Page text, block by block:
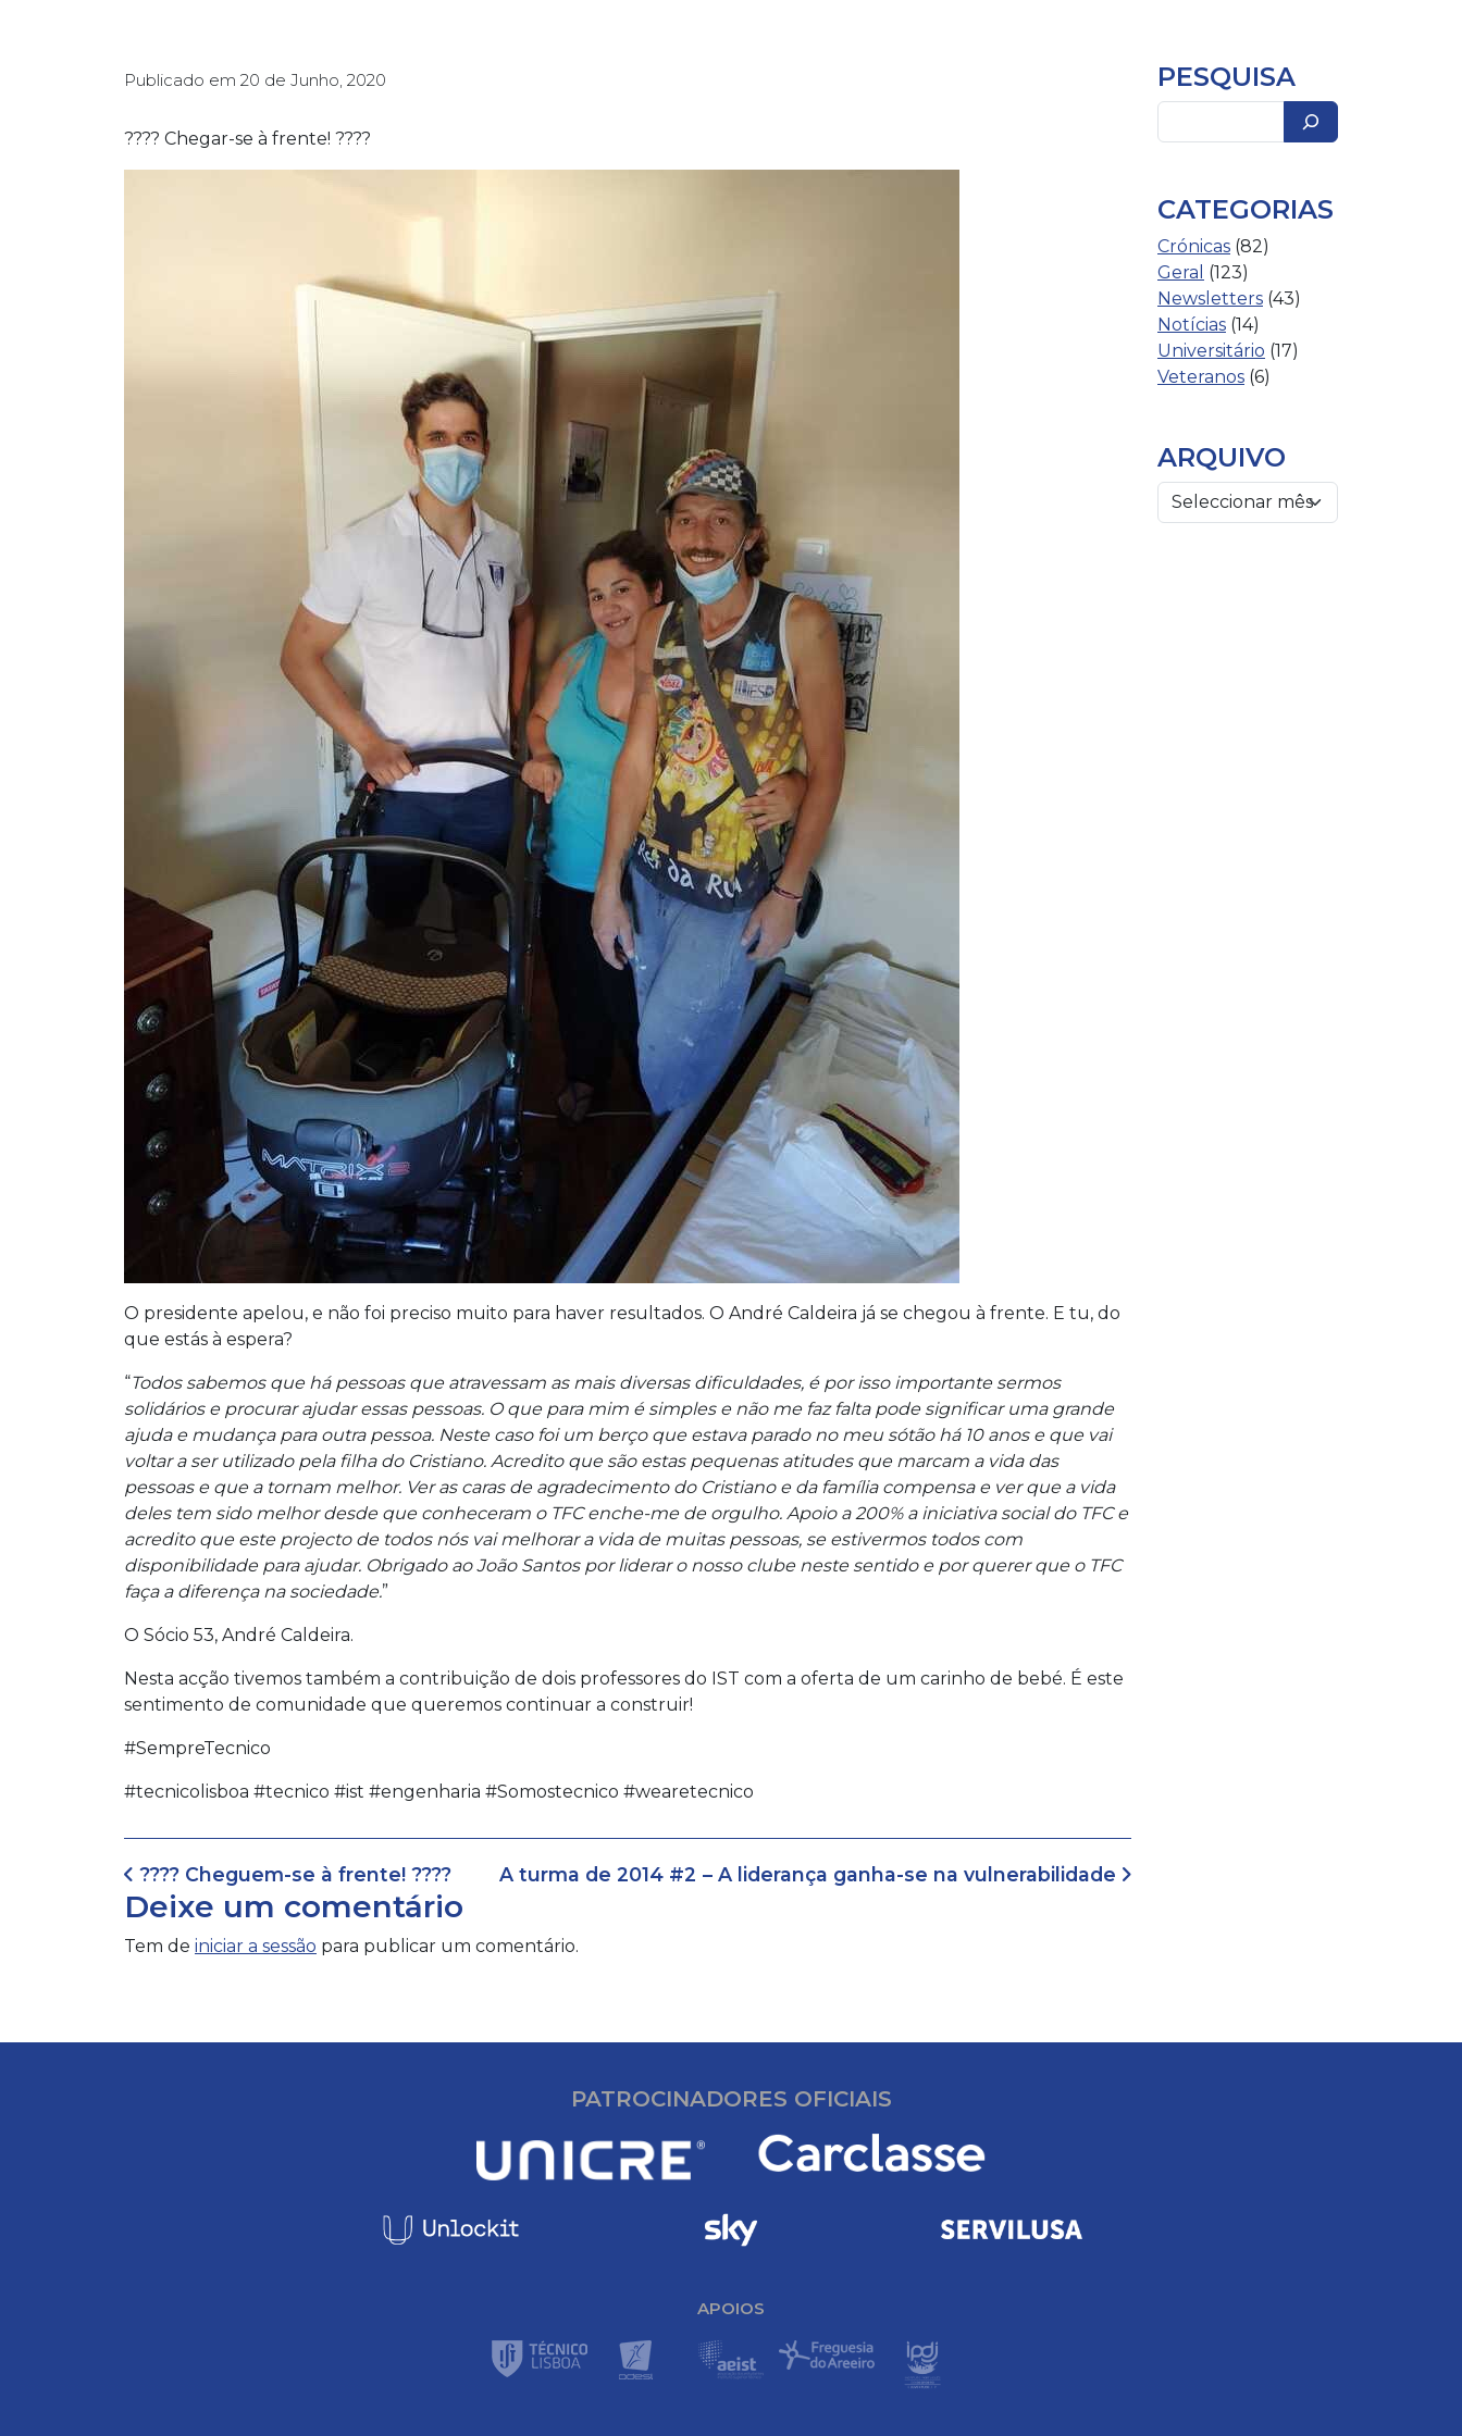
Publicado em 20 de Junho, 2020
???? Chegar-se à frente! ????
O presidente apelou, e não foi preciso muito para haver resultados. O André Caldeira já se chegou à frente. E tu, do
que estás à espera?
“Todos sabemos que há pessoas que atravessam as mais diversas dificuldades, é por isso importante sermos
solidários e procurar ajudar essas pessoas. O que para mim é simples e não me faz falta pode significar uma grande
ajuda e mudança para outra pessoa. Neste caso foi um berço que estava parado no meu sótão há 10 anos e que vai
voltar a ser utilizado pela filha do Cristiano. Acredito que são estas pequenas atitudes que marcam a vida das
pessoas e que a tornam melhor. Ver as caras de agradecimento do Cristiano e da família compensa e ver que a vida
deles tem sido melhor desde que conheceram o TFC enche-me de orgulho. Apoio a 200% a iniciativa social do TFC e
acredito que este projecto de todos nós vai melhorar a vida de muitas pessoas, se estivermos todos com
disponibilidade para ajudar. Obrigado ao João Santos por liderar o nosso clube neste sentido e por querer que o TFC
faça a diferença na sociedade.”
O Sócio 53, André Caldeira.
Nesta acção tivemos também a contribuição de dois professores do IST com a oferta de um carinho de bebé. É este
sentimento de comunidade que queremos continuar a construir!
#SempreTecnico
#tecnicolisboa #tecnico #ist #engenharia #Somostecnico #wearetecnico
Navegação de artigos
???? Cheguem-se à frente! ???? A turma de 2014 #2 – A liderança ganha-se na vulnerabilidade
Deixe um comentário
Tem de iniciar a sessão para publicar um comentário.
PESQUISA
CATEGORIAS
Crónicas (82)
Geral (123)
Newsletters (43)
Notícias (14)
Universitário (17)
Veteranos (6)
ARQUIVO
PATROCINADORES OFICIAIS
APOIOS